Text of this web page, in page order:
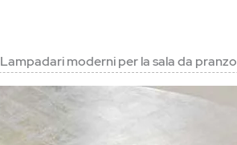
Lampadari moderni per la sala da pranzo